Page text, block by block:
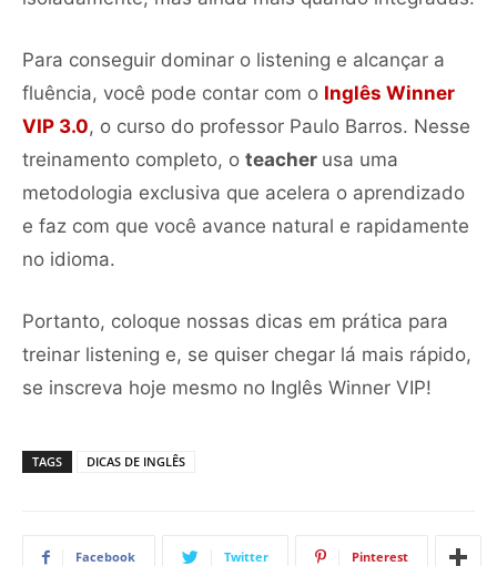
Para conseguir dominar o listening e alcançar a
fluência, você pode contar com o Inglês Winner
VIP 3.0, o curso do professor Paulo Barros. Nesse
treinamento completo, o teacher usa uma
metodologia exclusiva que acelera o aprendizado
e faz com que você avance natural e rapidamente
no idioma.
Portanto, coloque nossas dicas em prática para
treinar listening e, se quiser chegar lá mais rápido,
se inscreva hoje mesmo no Inglês Winner VIP!
TAGS DICAS DE INGLÊS
Facebook Twitter Pinterest